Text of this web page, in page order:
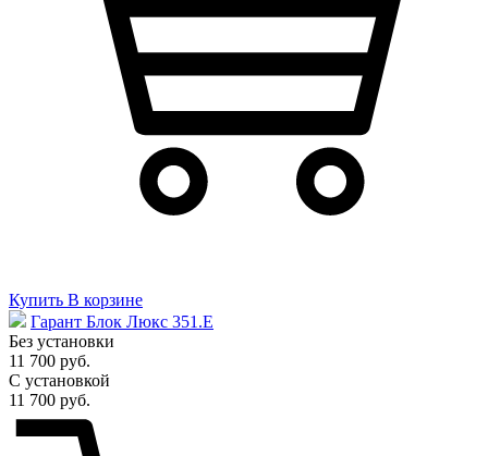
Купить В корзине
Гарант Блок Люкс 351.E
Без установки
11 700 руб.
С установкой
11 700 руб.